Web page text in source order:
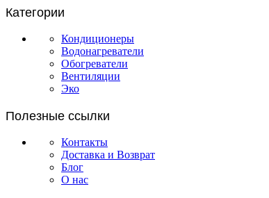
Категории
Кондиционеры
Водонагреватели
Обогреватели
Вентиляции
Эко
Полезные ссылки
Контакты
Доставка и Возврат
Блог
О нас